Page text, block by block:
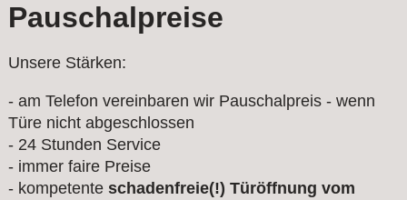
Pauschalpreise
Unsere Stärken:
- am Telefon vereinbaren wir Pauschalpreis - wenn
Türe nicht abgeschlossen
- 24 Stunden Service
- immer faire Preise
- kompetente schadenfreie(!) Türöffnung vom